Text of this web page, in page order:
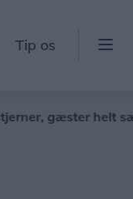
Tip os
gæster helt særligt